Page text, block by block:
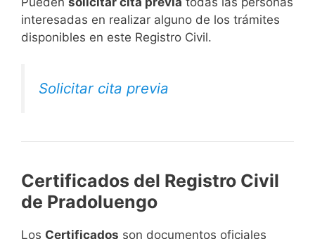
interesadas en realizar alguno de los trámites
disponibles en este Registro Civil.​
Solicitar cita previa
Certificados del Registro Civil
de Pradoluengo
Los Certificados son documentos oficiales